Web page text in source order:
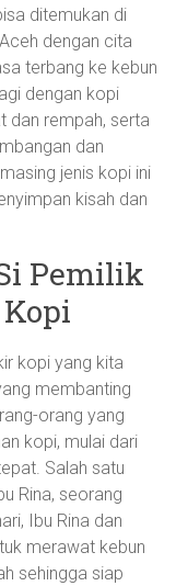
ditemukan di
dengan cita
terbang ke kebun
dengan kopi
dan rempah, serta
dan
jenis kopi ini
kisah dan
Pemilik
kopi yang kita
membanting
orang yang
kopi, mulai dari
Salah satu
Rina, seorang
Ibu Rina dan
merawat kebun
sehingga siap